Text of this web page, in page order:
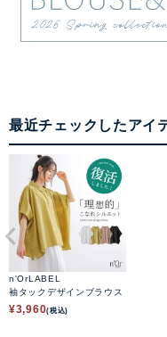
最近チェックしたアイ
n'OrLABEL
袖タックデザインブラウス
¥3,960(税込)